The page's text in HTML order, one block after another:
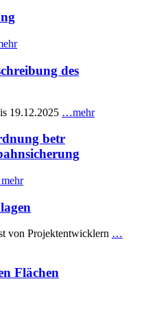
des
19.12.2025 …mehr
betr
von Projektentwicklern …
Flächen